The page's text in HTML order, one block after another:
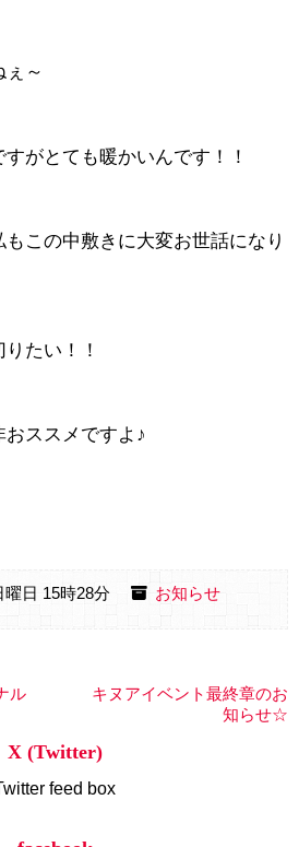
ぇ～
がとても暖かいんです！！
この中敷きに大変お世話になり
たい！！
ススメですよ♪
曜日 15時28分 お知らせ
ル
キヌアイベント最終章のお
知らせ☆
X (Twitter)
feed box